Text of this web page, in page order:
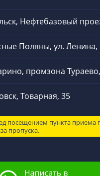
Нефтебазовый
Поляны, ул. Ленина,
промзона
Товарная, 35
посещением пункта приема
пропуска.